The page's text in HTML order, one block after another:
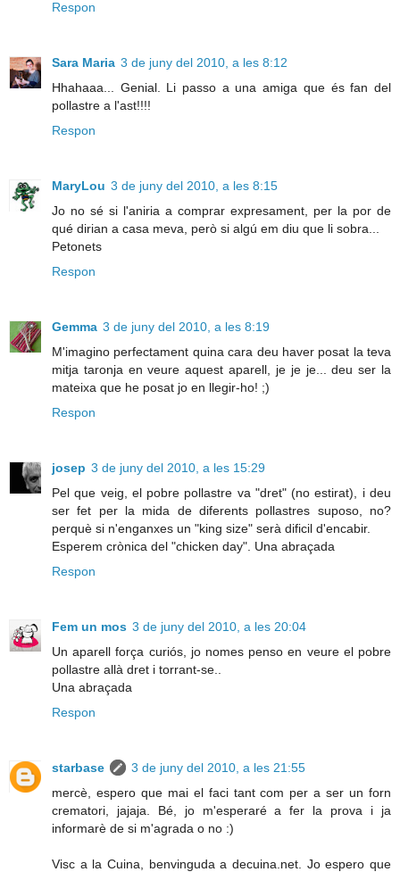
Respon
Sara Maria 3 de juny del 2010, a les 8:12
Hhahaaa... Genial. Li passo a una amiga que és fan del
pollastre a l'ast!!!!
Respon
MaryLou 3 de juny del 2010, a les 8:15
Jo no sé si l'aniria a comprar expresament, per la por de
qué dirian a casa meva, però si algú em diu que li sobra...
Petonets
Respon
Gemma 3 de juny del 2010, a les 8:19
M'imagino perfectament quina cara deu haver posat la teva
mitja taronja en veure aquest aparell, je je je... deu ser la
mateixa que he posat jo en llegir-ho! ;)
Respon
josep 3 de juny del 2010, a les 15:29
Pel que veig, el pobre pollastre va "dret" (no estirat), i deu
ser fet per la mida de diferents pollastres suposo, no?
perquè si n'enganxes un "king size" serà dificil d'encabir.
Esperem crònica del "chicken day". Una abraçada
Respon
Fem un mos 3 de juny del 2010, a les 20:04
Un aparell força curiós, jo nomes penso en veure el pobre
pollastre allà dret i torrant-se..
Una abraçada
Respon
starbase
3 de juny del 2010, a les 21:55
mercè, espero que mai el faci tant com per a ser un forn
crematori, jajaja. Bé, jo m'esperaré a fer la prova i ja
informarè de si m'agrada o no :)
Visc a la Cuina, benvinguda a decuina.net. Jo espero que